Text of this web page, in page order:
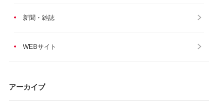
新聞・雑誌
WEBサイト
アーカイブ